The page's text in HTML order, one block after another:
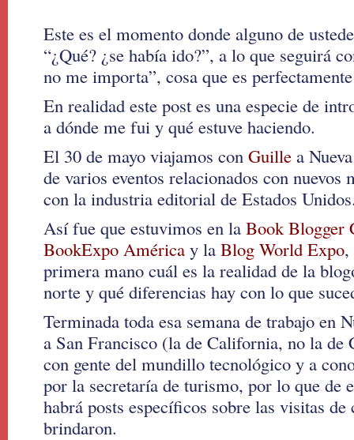
Este es el momento donde alguno de
“¿Qué? ¿se había ido?”, a lo que seguirá
no me importa”, cosa que es
En realidad este post es una especie de
a dónde me fui y qué estuve haciendo.
El 30 de mayo viajamos con Guille a
de varios eventos relacionados con nuevos
con la industria editorial de Estados
Así fue que estuvimos en la Book Blogger
BookExpo América y la Blog World Expo,
primera mano cuál es la realidad de la
norte y qué diferencias hay con lo que
Terminada toda esa semana de trabajo en
a San Francisco (la de California, no la
con gente del mundillo tecnológico y a
por la secretaría de turismo, por lo que de
habrá posts específicos sobre las visitas de
brindaron.